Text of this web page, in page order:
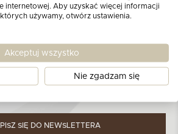
o najnowszych
przetwarzania danych osobowych
SIĘ DO NEWSLETTERA
internetowej. Aby uzyskać więcej informacji
używamy, otwórz ustawienia.
Akceptuj wszystko
Nie zgadzam się